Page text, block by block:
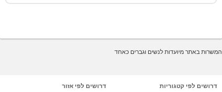
המשרות באתר מיועדות לנשים וגברים כאחד
דרושים לפי קטגוריות
דרושים לפי אזור